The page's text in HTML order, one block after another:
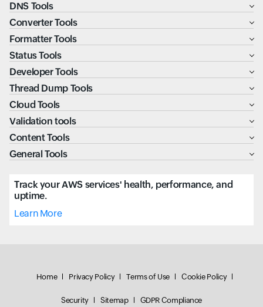
DNS Tools
Converter Tools
Formatter Tools
Status Tools
Developer Tools
Thread Dump Tools
Cloud Tools
Validation tools
Content Tools
General Tools
Track your AWS services' health, performance, and
uptime.
Learn More
Home Privacy Policy Terms of Use Cookie Policy
Security Sitemap GDPR Compliance